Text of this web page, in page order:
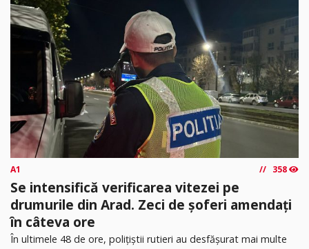
A1 358
Se intensifică verificarea vitezei pe
drumurile din Arad. Zeci de șoferi amendați
în câteva ore
În ultimele 48 de ore, polițiștii rutieri au desfășurat mai multe